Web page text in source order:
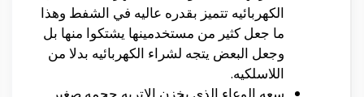
الكهربائيه تتميز بقدره عاليه في الشفط وهذا
ما جعل كثير من مستخدمينها يشتكوا منها بل
وجعل البعض يتجه لشراء الكهربائيه بدلا من
اللاسلكيه.
سعه الوعاء الذي يخزن الاتربه حجمه صغير